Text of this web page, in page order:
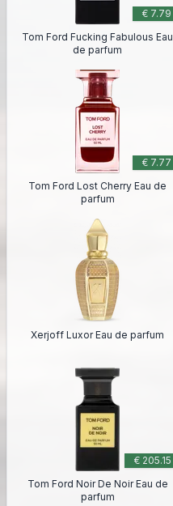
€ 7.79
Tom Ford Fucking Fabulous Eau
de parfum
€ 7.77
Tom Ford Lost Cherry Eau de
parfum
Xerjoff Luxor Eau de parfum
€ 205.15
Tom Ford Noir De Noir Eau de
parfum